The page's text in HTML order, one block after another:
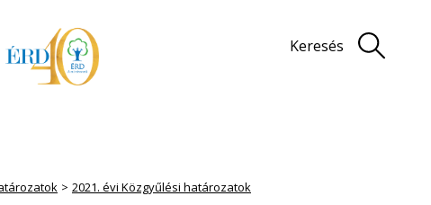
Keresés
2021. évi Közgyűlési határozatok